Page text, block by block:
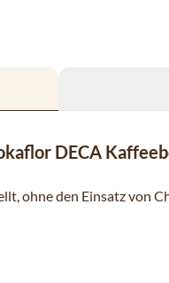
DECA
ohne den Einsatz von